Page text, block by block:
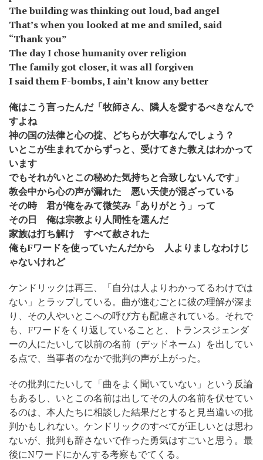
The building was thinking out loud, bad angel
That’s when you looked at me and smiled, said
“Thank you”
The day I chose humanity over religion
The family got closer, it was all forgiven
I said them F-bombs, I ain’t know any better
俺はこう言ったんだ「牧師さん、隣人を愛するべきなんで
すよね
神の国の法律と心の掟、どちらが大事なんでしょう？
いとこが生まれてからずっと、受けてきた教えはわかって
います
でもそれがいとこの秘めた気持ちと合致しないんです」
教会中から心の声が漏れた 悪い天使が混ざっている
その時 君が俺をみて微笑み「ありがとう」って
その日 俺は宗教より人間性を選んだ
家族は打ち解け すべて赦された
俺もFワードを使っていたんだから 人よりましなわけじ
ゃないけれど
ケンドリックは再三、「自分は人よりわかってるわけでは
ない」とラップしている。曲が進むごとに彼の理解が深ま
り、その人やいとこへの呼び方も配慮されている。それで
も、Fワードをくり返していることと、トランスジェンダ
ーの人にたいして以前の名前（デッドネーム）を出してい
る点で、当事者のなかで批判の声が上がった。
その批判にたいして「曲をよく聞いていない」という反論
もあるし、いとこの名前は出してその人の名前を伏せてい
るのは、本人たちに相談した結果だとすると見当違いの批
判かもしれない。ケンドリックのすべてが正しいとは思わ
ないが、批判も辞さないで作った勇気はすごいと思う。最
後にNワードにかんする考察もでてくる。